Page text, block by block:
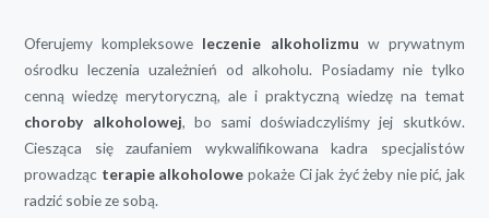
Oferujemy kompleksowe leczenie alkoholizmu w prywatnym
ośrodku leczenia uzależnień od alkoholu. Posiadamy nie tylko
cenną wiedzę merytoryczną, ale i praktyczną wiedzę na temat
choroby alkoholowej, bo sami doświadczyliśmy jej skutków.
Ciesząca się zaufaniem wykwalifikowana kadra specjalistów
prowadząc terapie alkoholowe pokaże Ci jak żyć żeby nie pić, jak
radzić sobie ze sobą.